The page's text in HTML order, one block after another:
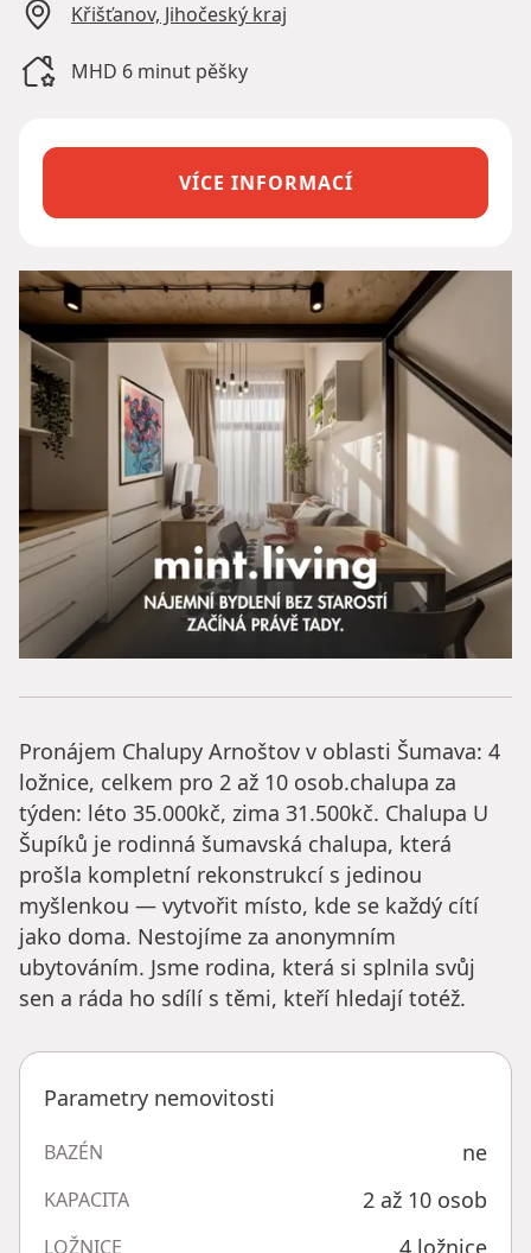
Křišťanov, Jihočeský kraj
MHD 6 minut pěšky
VÍCE INFORMACÍ
Pronájem Chalupy Arnoštov v oblasti Šumava: 4
ložnice, celkem pro 2 až 10 osob.chalupa za
týden: léto 35.000kč, zima 31.500kč. Chalupa U
Šupíků je rodinná šumavská chalupa, která
prošla kompletní rekonstrukcí s jedinou
myšlenkou — vytvořit místo, kde se každý cítí
jako doma. Nestojíme za anonymním
ubytováním. Jsme rodina, která si splnila svůj
sen a ráda ho sdílí s těmi, kteří hledají totéž.
Parametry nemovitosti
BAZÉN ne
KAPACITA 2 až 10 osob
LOŽNICE 4 ložnice